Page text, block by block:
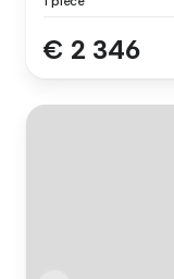
€ 2 346